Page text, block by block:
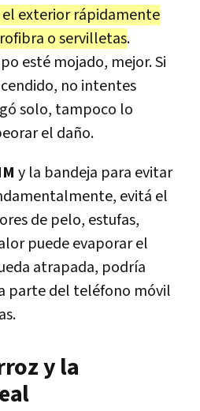
el exterior rápidamente
o servilletas.
esté mojado, mejor. Si
no intentes
solo, tampoco lo
el daño.
y la bandeja para evitar
evitá el
de pelo, estufas,
puede evaporar el
atrapada, podría
parte del teléfono móvil
y la